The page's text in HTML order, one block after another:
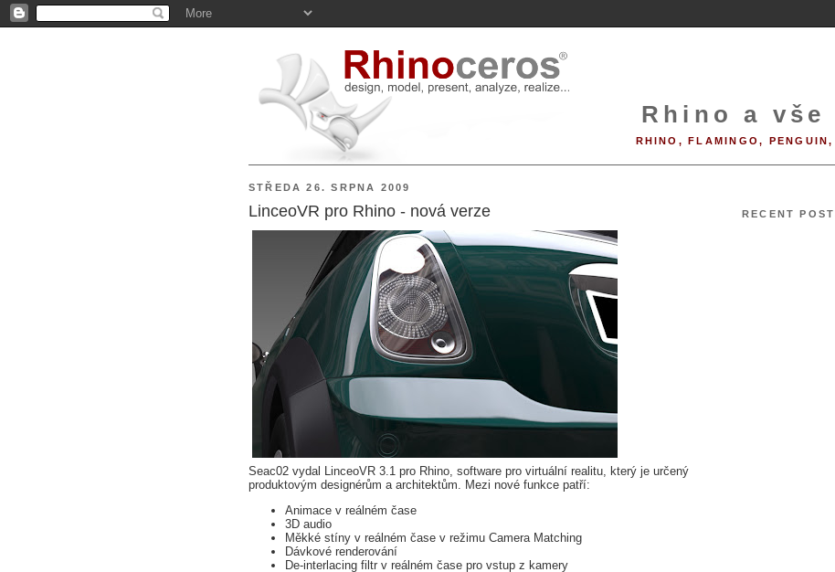
Rhino a
RHINO, FLAMINGO,
STŘEDA 26. SRPNA 2009
LinceoVR pro Rhino - nová verze
Seac02 vydal LinceoVR 3.1 pro Rhino, software pro virtuální realitu, který je určený
produktovým designérům a architektům. Mezi nové funkce patří:
Animace v reálném čase
3D audio
Měkké stíny v reálném čase v režimu Camera Matching
Dávkové renderování
De-interlacing filtr v reálném čase pro vstup z kamery
RECENT